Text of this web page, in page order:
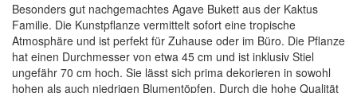
Besonders gut nachgemachtes Agave Bukett aus der Kaktus
Familie. Die Kunstpflanze vermittelt sofort eine tropische
Atmosphäre und ist perfekt für Zuhause oder im Büro. Die Pflanze
hat einen Durchmesser von etwa 45 cm und ist inklusiv Stiel
ungefähr 70 cm hoch. Sie lässt sich prima dekorieren in sowohl
hohen als auch niedrigen Blumentöpfen. Durch die hohe Qualität